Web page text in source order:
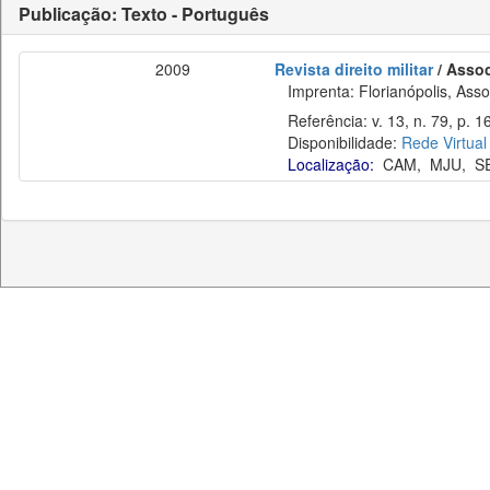
Publicação: Texto - Português
2009 Revista direito militar/
Imprenta: Florianópolis,
Referência: v. 13, n. 79, p.
Disponibilidade: Rede
Localização: CAM, MJU,